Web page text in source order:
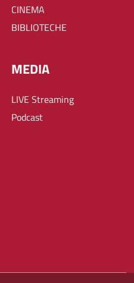
CINEMA
BIBLIOTECHE
MEDIA
LIVE Streaming
Podcast